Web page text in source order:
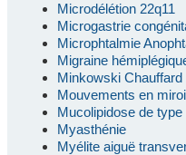
Microdélétion 22q11
Microgastrie
Microphtalmie
Migraine
Minkowski Chauffard
Mouvements en
Mucolipidose de type
Myasthénie
Myélite aiguë